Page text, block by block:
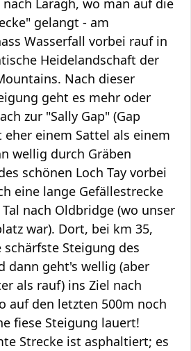
Laragh, wo man auf die
gelangt - am
Wasserfall vorbei rauf in
Heidelandschaft der
Nach dieser
geht es mehr oder
zur "Sally Gap" (Gap
einem Sattel als einem
wellig durch Gräben
schönen Loch Tay vorbei
eine lange Gefällestrecke
nach Oldbridge (wo unser
war). Dort, bei km 35,
Steigung des
dann geht's wellig (aber
als rauf) ins Ziel nach
auf den letzten 500m noch
fiese Steigung lauert!
Strecke ist asphaltiert; es